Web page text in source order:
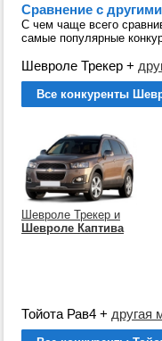
Сравнение с
С чем чаще всего
самые популярные
Шевроле Трекер +
Все конкуренты
Шевроле Трекер и
Шевроле Каптива
Тойота Рав4 + другая